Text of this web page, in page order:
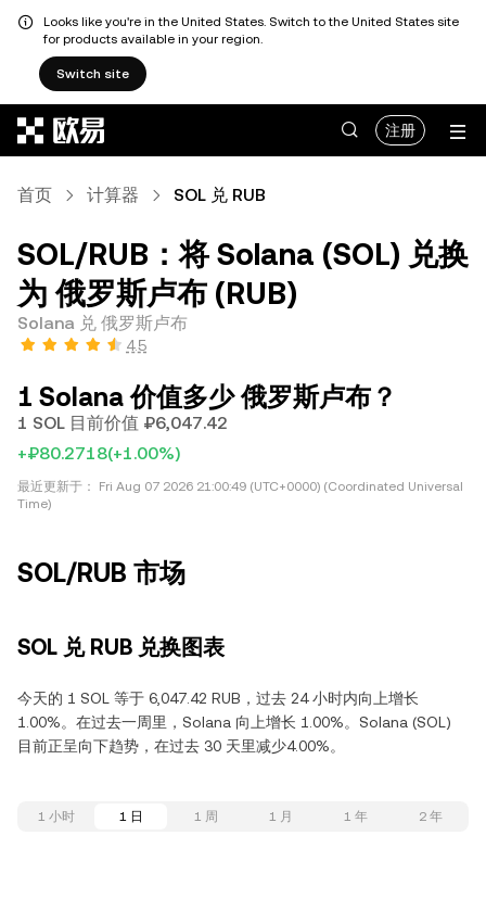
Looks like you're in the United States. Switch to the United States site
for products available in your region.
Switch site
注册
首页 计算器 SOL 兑 RUB
SOL/RUB：将 Solana (SOL) 兑换
为 俄罗斯卢布 (RUB)
Solana 兑 俄罗斯卢布
4.5
1 Solana 价值多少 俄罗斯卢布？
1 SOL 目前价值 ₽6,047.42
+₽80.2718(+1.00%)
最近更新于：
Fri Aug 07 2026 21:00:49 (UTC+0000) (Coordinated Universal
Time)
SOL/RUB 市场
SOL 兑 RUB 兑换图表
今天的 1 SOL 等于 6,047.42 RUB，过去 24 小时内向上增长
1.00%。在过去一周里，Solana 向上增长 1.00%。Solana (SOL)
目前正呈向下趋势，在过去 30 天里减少4.00%。
1 小时 1 日 1 周 1 月 1 年 2 年